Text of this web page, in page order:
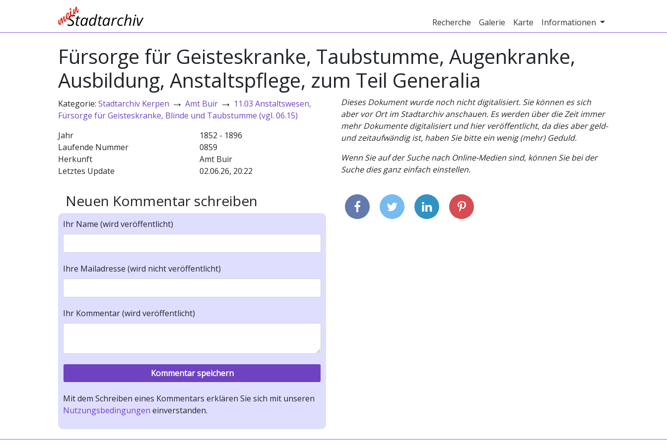
Recherche Galerie Karte Informationen
Fürsorge für Geisteskranke, Taubstumme, Augenkranke,
Ausbildung, Anstaltspflege, zum Teil Generalia
Kategorie: Stadtarchiv Kerpen → Amt Buir → 11.03 Anstaltswesen,
Fürsorge für Geisteskranke, Blinde und Taubstumme (vgl. 06.15)
Jahr
1852 - 1896
Laufende Nummer
0859
Herkunft
Amt Buir
Letztes Update
02.06.26, 20:22
Neuen Kommentar schreiben
Ihr Name (wird veröffentlicht)
Ihre Mailadresse (wird nicht veröffentlicht)
Ihr Kommentar (wird veröffentlicht)
Mit dem Schreiben eines Kommentars erklären Sie sich mit unseren
Nutzungsbedingungen einverstanden.
Dieses Dokument wurde noch nicht digitalisiert. Sie können es sich
aber vor Ort im Stadtarchiv anschauen. Es werden über die Zeit immer
mehr Dokumente digitalisiert und hier veröffentlicht, da dies aber geld-
und zeitaufwändig ist, haben Sie bitte ein wenig (mehr) Geduld.
Wenn Sie auf der Suche nach Online-Medien sind, können Sie bei der
Suche dies ganz einfach einstellen.